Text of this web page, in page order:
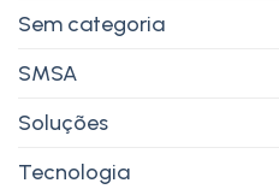
Sem categoria
SMSA
Soluções
Tecnologia